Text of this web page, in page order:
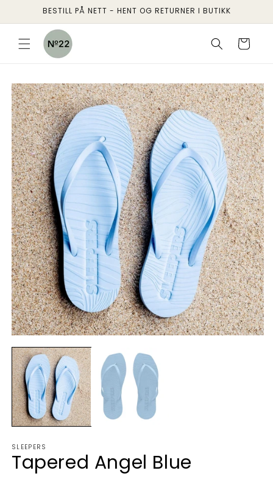
videre til
innholdet
BESTILL PÅ NETT - HENT OG RETURNER I BUTIKK
Handlekurv
til
medie
1
i
modal
SLEEPERS
Tapered Angel Blue